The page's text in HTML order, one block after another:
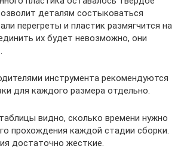
деталям состыковаться
перегреты и пластик размягчится на
их будет невозможно, они
инструмента рекомендуются
для каждого размера отдельно.
видно, сколько времени нужно
прохождения каждой стадии сборки.
достаточно жесткие.